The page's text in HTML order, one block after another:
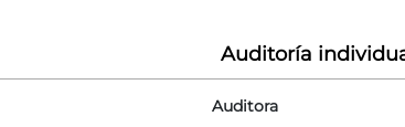
Auditoría
Auditora